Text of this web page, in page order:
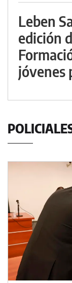
Leben
edición
jóvenes